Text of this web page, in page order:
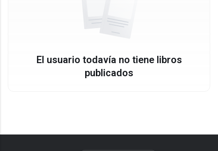
El usuario todavía no tiene libros
publicados